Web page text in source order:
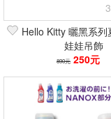
Hello Kitty 曬黑系列
娃娃吊飾
890元 250元